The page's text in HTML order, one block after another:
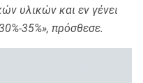
υλικών και εν γένει
35%», πρόσθεσε.